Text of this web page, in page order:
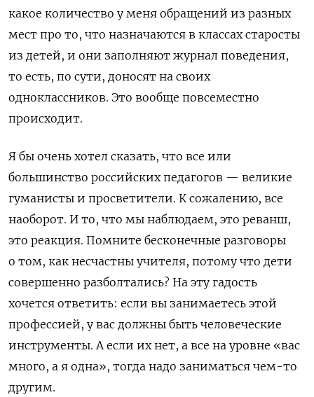
какое количество у меня обращений из разных
мест про то, что назначаются в классах старосты
из детей, и они заполняют журнал поведения,
то есть, по сути, доносят на своих
одноклассников. Это вообще повсеместно
происходит.
Я бы очень хотел сказать, что все или
большинство российских педагогов — великие
гуманисты и просветители. К сожалению, все
наоборот. И то, что мы наблюдаем, это реванш,
это реакция. Помните бесконечные разговоры
о том, как несчастны учителя, потому что дети
совершенно разболтались? На эту гадость
хочется ответить: если вы занимаетесь этой
профессией, у вас должны быть человеческие
инструменты. А если их нет, а все на уровне «вас
много, а я одна», тогда надо заниматься чем-то
другим.